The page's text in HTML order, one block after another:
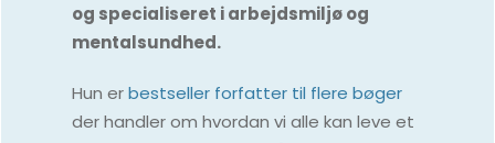
og specialiseret i arbejdsmiljø og
mentalsundhed.
Hun erbestseller forfatter til flere bøger
der handler om hvordan vi alle kan leve et